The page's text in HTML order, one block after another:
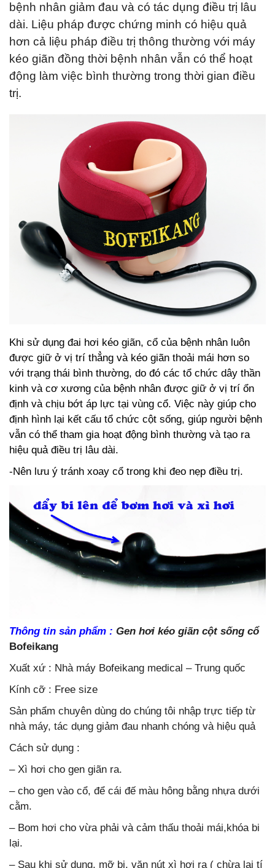
bệnh nhân giảm đau và có tác dụng điều trị lâu
dài. Liệu pháp được chứng minh có hiệu quả
hơn cả liệu pháp điều trị thông thường với máy
kéo giãn đồng thời bệnh nhân vẫn có thể hoạt
động làm việc bình thường trong thời gian điều
trị.
Khi sử dụng đai hơi kéo giãn, cổ của bệnh nhân luôn
được giữ ở vị trí thẳng và kéo giãn thoải mái hơn so
với trạng thái bình thường, do đó các tổ chức dây thần
kinh và cơ xương của bệnh nhân được giữ ở vị trí ổn
định và chịu bớt áp lực tại vùng cổ. Việc này giúp cho
định hình lại kết cấu tổ chức cột sống, giúp người bệnh
vẫn có thể tham gia hoạt động bình thường và tạo ra
hiệu quả điều trị lâu dài.
-Nên lưu ý tránh xoay cổ trong khi đeo nẹp điều trị.
Thông tin sản phẩm : Gen hơi kéo giãn cột sống cổ
Bofeikang
Xuất xứ : Nhà máy Bofeikang medical – Trung quốc
Kính cỡ : Free size
Sản phẩm chuyên dùng do chúng tôi nhập trực tiếp từ
nhà máy, tác dụng giảm đau nhanh chóng và hiệu quả
Cách sử dụng :
– Xì hơi cho gen giãn ra.
– cho gen vào cổ, để cái đế màu hông bằng nhựa dưới
cằm.
– Bom hơi cho vừa phải và cảm thấu thoải mái,khóa bi
lại.
– Sau khi sử dụng, mỡ bi, vặn nút xì hơi ra ( chừa lại tí